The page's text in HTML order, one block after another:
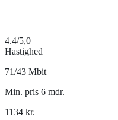
4.4/5,0
Hastighed
71/43 Mbit
Min. pris 6 mdr.
1134 kr.